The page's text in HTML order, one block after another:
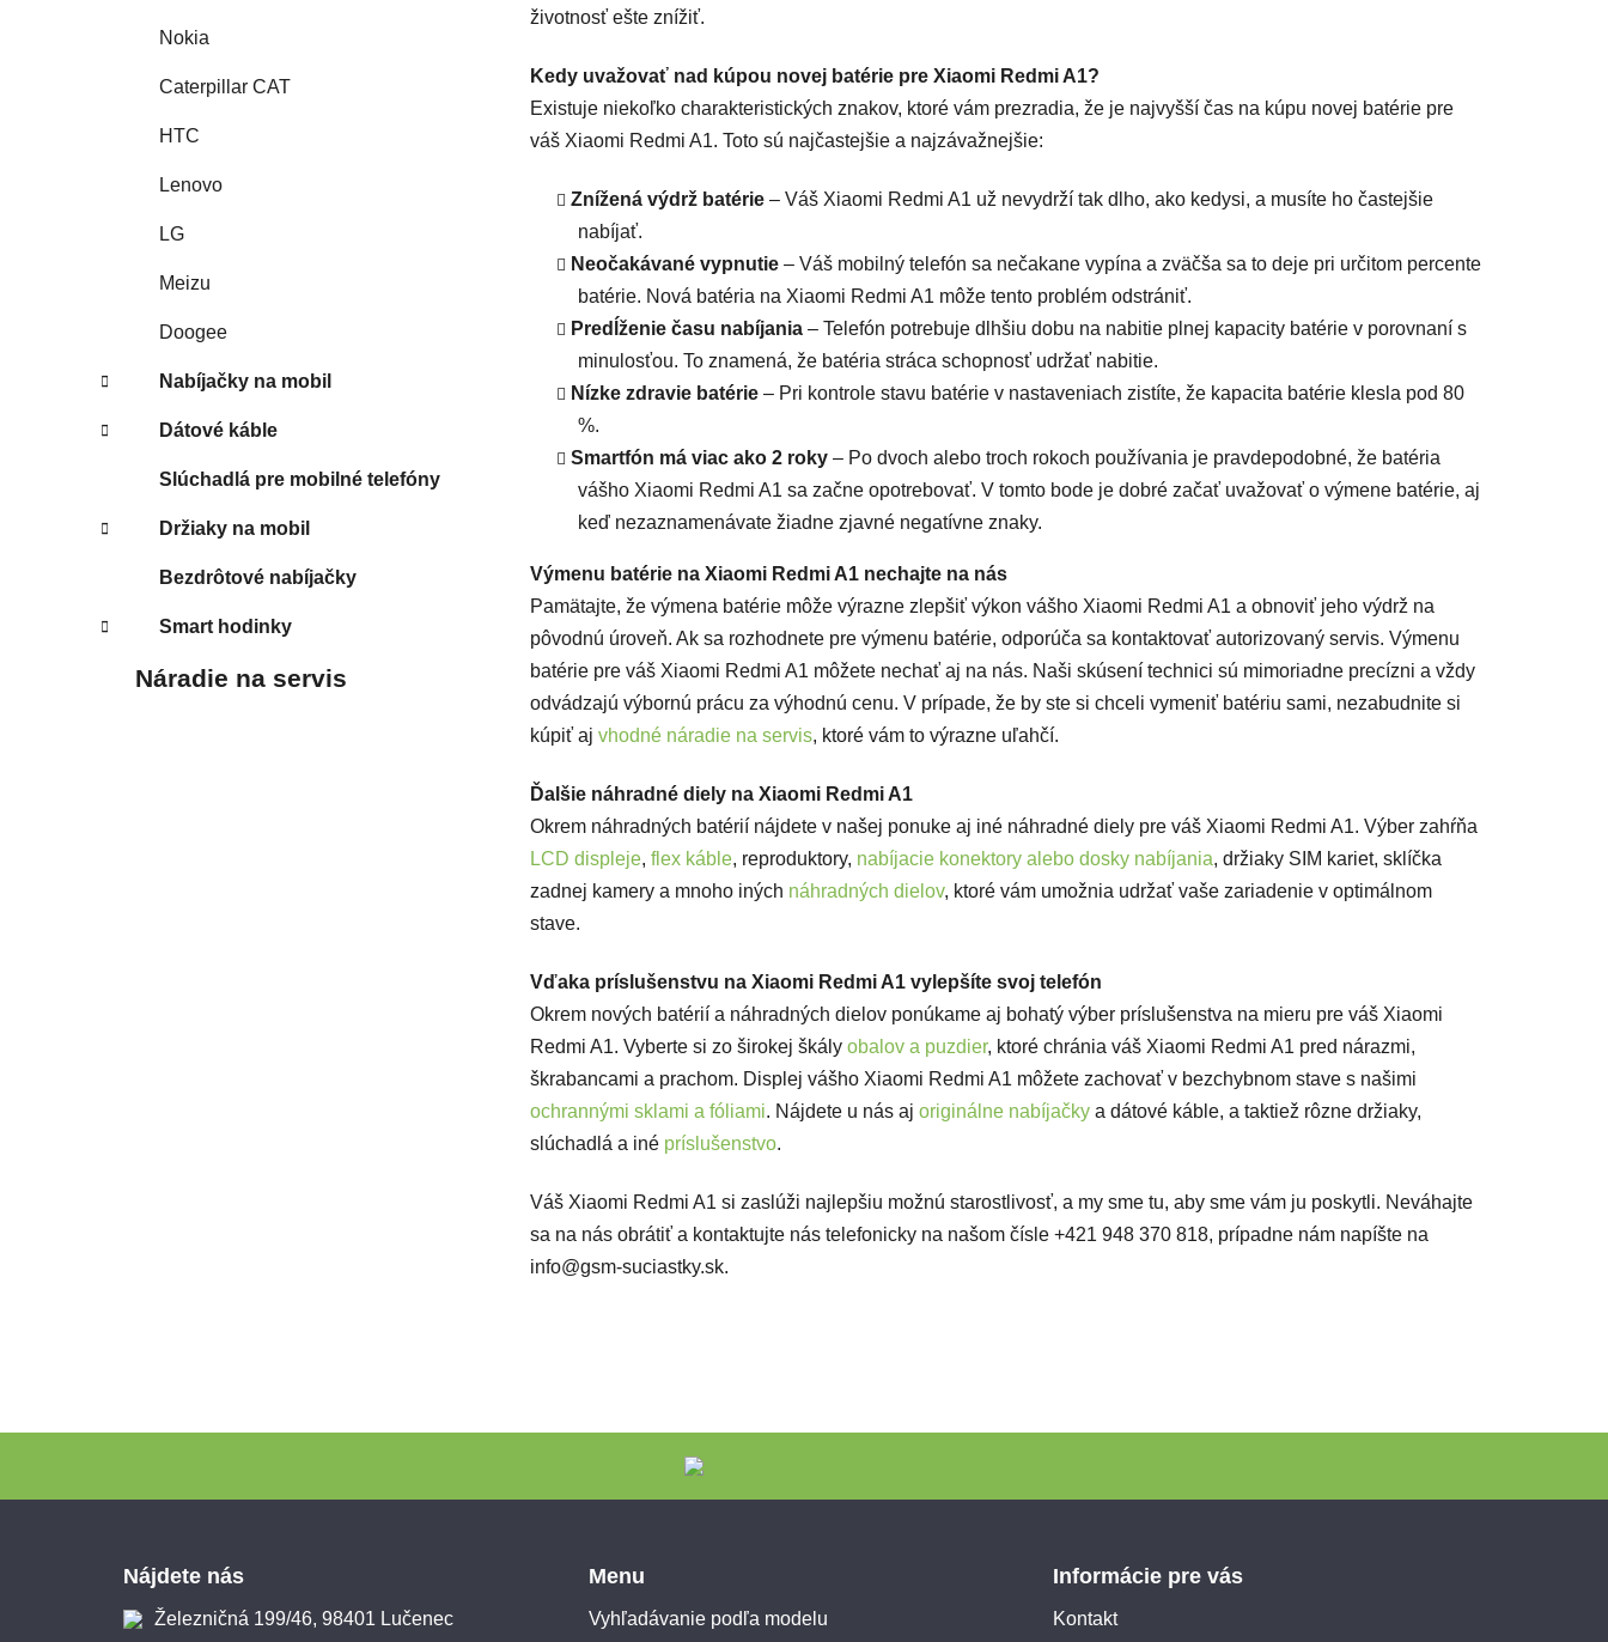
Nokia
Caterpillar CAT
HTC
Lenovo
LG
Meizu
Doogee
Nabíjačky na mobil
Dátové káble
Slúchadlá pre mobilné telefóny
Držiaky na mobil
Bezdrôtové nabíjačky
Smart hodinky
Náradie na servis
životnosť ešte znížiť.
Kedy uvažovať nad kúpou novej batérie pre Xiaomi Redmi A1?
Existuje niekoľko charakteristických znakov, ktoré vám prezradia, že je najvyšší čas na kúpu novej batérie pre
váš Xiaomi Redmi A1. Toto sú najčastejšie a najzávažnejšie:
Znížená výdrž batérie – Váš Xiaomi Redmi A1 už nevydrží tak dlho, ako kedysi, a musíte ho častejšie
nabíjať.
Neočakávané vypnutie – Váš mobilný telefón sa nečakane vypína a zväčša sa to deje pri určitom percente
batérie. Nová batéria na Xiaomi Redmi A1 môže tento problém odstrániť.
Predĺženie času nabíjania – Telefón potrebuje dlhšiu dobu na nabitie plnej kapacity batérie v porovnaní s
minulosťou. To znamená, že batéria stráca schopnosť udržať nabitie.
Nízke zdravie batérie – Pri kontrole stavu batérie v nastaveniach zistíte, že kapacita batérie klesla pod 80
%.
Smartfón má viac ako 2 roky – Po dvoch alebo troch rokoch používania je pravdepodobné, že batéria
vášho Xiaomi Redmi A1 sa začne opotrebovať. V tomto bode je dobré začať uvažovať o výmene batérie, aj
keď nezaznamenávate žiadne zjavné negatívne znaky.
Výmenu batérie na Xiaomi Redmi A1 nechajte na nás
Pamätajte, že výmena batérie môže výrazne zlepšiť výkon vášho Xiaomi Redmi A1 a obnoviť jeho výdrž na
pôvodnú úroveň. Ak sa rozhodnete pre výmenu batérie, odporúča sa kontaktovať autorizovaný servis. Výmenu
batérie pre váš Xiaomi Redmi A1 môžete nechať aj na nás. Naši skúsení technici sú mimoriadne precízni a vždy
odvádzajú výbornú prácu za výhodnú cenu. V prípade, že by ste si chceli vymeniť batériu sami, nezabudnite si
kúpiť aj vhodné náradie na servis, ktoré vám to výrazne uľahčí.
Ďalšie náhradné diely na Xiaomi Redmi A1
Okrem náhradných batérií nájdete v našej ponuke aj iné náhradné diely pre váš Xiaomi Redmi A1. Výber zahŕňa
LCD displeje, flex káble, reproduktory, nabíjacie konektory alebo dosky nabíjania, držiaky SIM kariet, sklíčka
zadnej kamery a mnoho iných náhradných dielov, ktoré vám umožnia udržať vaše zariadenie v optimálnom
stave.
Vďaka príslušenstvu na Xiaomi Redmi A1 vylepšíte svoj telefón
Okrem nových batérií a náhradných dielov ponúkame aj bohatý výber príslušenstva na mieru pre váš Xiaomi
Redmi A1. Vyberte si zo širokej škály obalov a puzdier, ktoré chránia váš Xiaomi Redmi A1 pred nárazmi,
škrabancami a prachom. Displej vášho Xiaomi Redmi A1 môžete zachovať v bezchybnom stave s našimi
ochrannými sklami a fóliami. Nájdete u nás aj originálne nabíjačky a dátové káble, a taktiež rôzne držiaky,
slúchadlá a iné príslušenstvo.
Váš Xiaomi Redmi A1 si zaslúži najlepšiu možnú starostlivosť, a my sme tu, aby sme vám ju poskytli. Neváhajte
sa na nás obrátiť a kontaktujte nás telefonicky na našom čísle +421 948 370 818, prípadne nám napíšte na
info@gsm-suciastky.sk.
Nájdete nás
Železničná 199/46, 98401 Lučenec
Menu
Vyhľadávanie podľa modelu
Informácie pre vás
Kontakt